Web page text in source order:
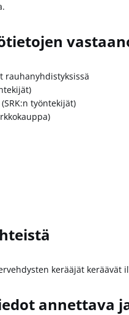
rauhanyhdistyksissä
työntekijät)
kerääjät
annettava